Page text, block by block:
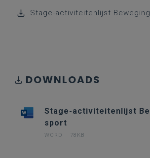
Stage-activiteitenlijst
DOWNLOADS
Stage-activiteitenlijst
sport
WORD 78KB